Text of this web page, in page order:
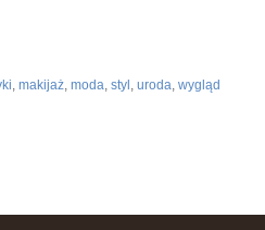
, makijaż, moda, styl , uroda, wygląd